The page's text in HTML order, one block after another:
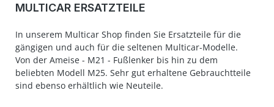
MULTICAR ERSATZTEILE
In unserem Multicar Shop finden Sie Ersatzteile für die
gängigen und auch für die seltenen Multicar-Modelle.
Von der Ameise - M21 - Fußlenker bis hin zu dem
beliebten Modell M25. Sehr gut erhaltene Gebrauchtteile
sind ebenso erhältlich wie Neuteile.